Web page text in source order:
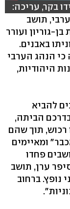
בקר, עריכה:
תושב
גוריון ועורר
באבנים.
הנהג הערבי
היהודיות,
להביא
הביתה,
רכוש, תוך שהם
ומאיימים
פחדו
ערן, תושב
נופץ. ברחוב